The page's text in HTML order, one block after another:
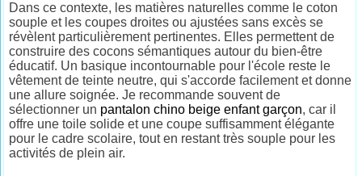
Dans ce contexte, les matières naturelles comme le coton
souple et les coupes droites ou ajustées sans excès se
révèlent particulièrement pertinentes. Elles permettent de
construire des cocons sémantiques autour du bien-être
éducatif. Un basique incontournable pour l'école reste le
vêtement de teinte neutre, qui s'accorde facilement et donne
une allure soignée. Je recommande souvent de
sélectionner un pantalon chino beige enfant garçon, car il
offre une toile solide et une coupe suffisamment élégante
pour le cadre scolaire, tout en restant très souple pour les
activités de plein air.